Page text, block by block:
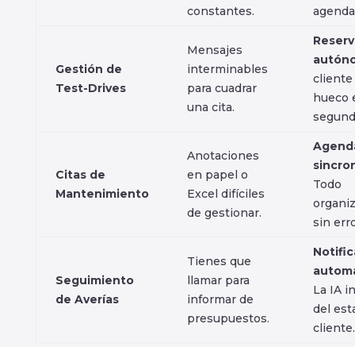
constantes.
Gestión de
Test-Drives
Mensajes
interminables
para cuadrar
una cita.
cliente
hueco
Citas de
Mantenimiento
Anotaciones
en papel o
Excel difíciles
de gestionar.
Todo
sin
Seguimiento
de Averías
Tienes que
llamar para
informar de
presupuestos.
La IA
del
cliente.